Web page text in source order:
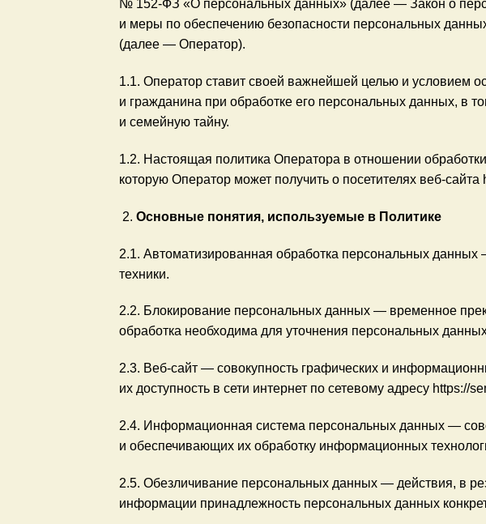
№ 152-ФЗ «О персональных данных» (далее — Закон о
и меры по обеспечению безопасности персональных
(далее — Оператор).
1.1. Оператор ставит своей важнейшей целью и условием
и гражданина при обработке его персональных данных, в
и семейную тайну.
1.2. Настоящая политика Оператора в отношении
которую Оператор может получить о посетителях веб-сайта
Основные понятия, используемые в Политике
2.1. Автоматизированная обработка персональных
техники.
2.2. Блокирование персональных данных — временное
обработка необходима для уточнения персональных
2.3. Веб-сайт — совокупность графических и
их доступность в сети интернет по сетевому адресу https://
2.4. Информационная система персональных данных —
и обеспечивающих их обработку информационных
2.5. Обезличивание персональных данных — действия, в
информации принадлежность персональных данных